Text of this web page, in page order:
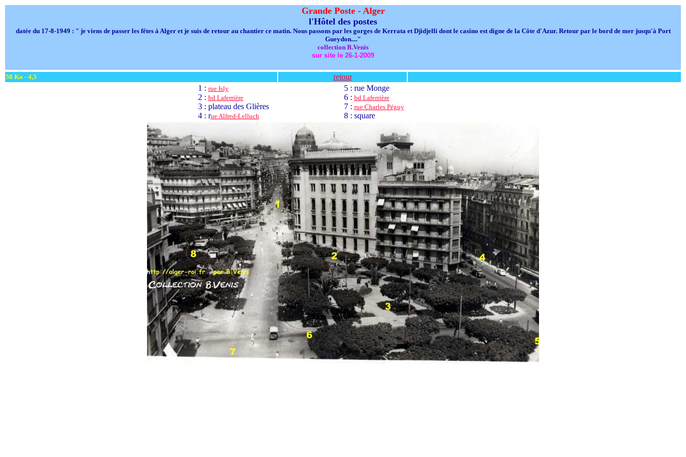
Grande Poste - Alger
l'Hôtel des postes
datée du 17-8-1949 : " je viens de passer les fêtes à Alger et je suis de retour au chantier ce matin. Nous passons par les gorges de Kerrata et Djidjelli dont le casino est digne de la Côte d'Azur. Retour par le bord de mer jusqu'à Port
Gueydon...."
collection B.Venis
sur site le 26-1-2009
58 Ko - 4,5
retour
1 : rue Isly
2 : bd Laferrière
3 : plateau des Glières
4 : rue Alfred-Lelluch
5 : rue Monge
6 : bd Laferrière
7 : rue Charles Péguy
8 : square